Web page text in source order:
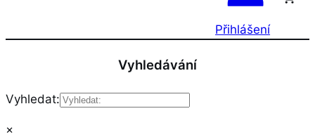
Přihlášení
Vyhledávání
Vyhledat:
×